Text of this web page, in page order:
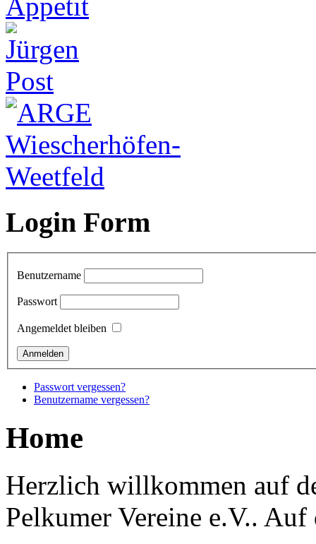
Login Form
Benutzername
Passwort
Angemeldet bleiben
Passwort vergessen?
Benutzername vergessen?
Home
Herzlich willkommen auf
Pelkumer Vereine e.V.. Auf